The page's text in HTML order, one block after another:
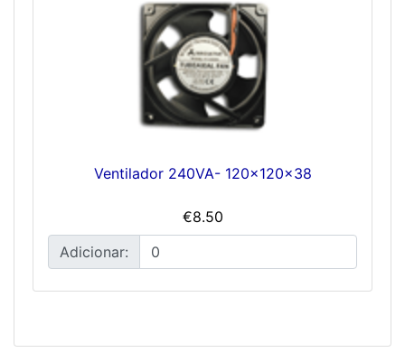
Ventilador 240VA- 120x120x38
€8.50
Adicionar: